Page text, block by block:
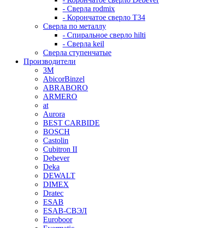
- Сверла rodmix
- Корончатое сверло T34
Сверла по металлу
- Спиральное сверло hilti
- Сверла keil
Сверла ступенчатые
Производители
3M
AbicorBinzel
ABRABORO
ARMERO
at
Aurora
BEST CARBIDE
BOSCH
Castolin
Cubitron II
Debever
Deka
DEWALT
DIMEX
Dratec
ESAB
ESAB-СВЭЛ
Euroboor